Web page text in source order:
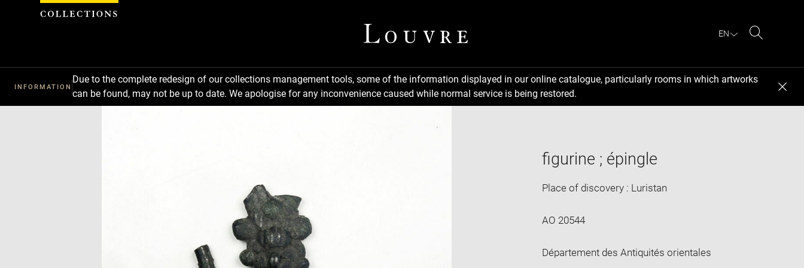
EN
INFORMATION
Due to the complete redesign of our collections management tools, some of the information displayed in our online catalogue, particularly rooms in which artworks
can be found, may not be up to date. We apologise for any inconvenience caused while normal service is being restored.
figurine ; épingle
Place of discovery : Luristan
AO 20544
Département des Antiquités orientales
Cookies management panel